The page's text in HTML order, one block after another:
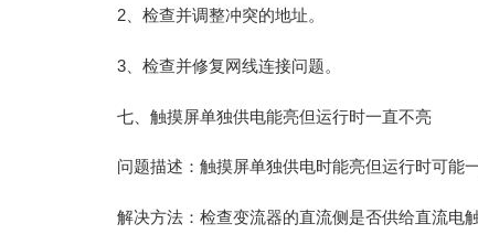
2、检查并调整冲突的地址。
3、检查并修复网线连接问题。
七、触摸屏单独供电能亮但运行时一直不亮
问题描述：触摸屏单独供电时能亮但运行时可能
解决方法：检查变流器的直流侧是否供给直流电